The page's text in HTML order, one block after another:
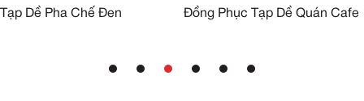
Tạp Dề Pha Chế Đen Đồng Phục Tạp Dề Quán Cafe